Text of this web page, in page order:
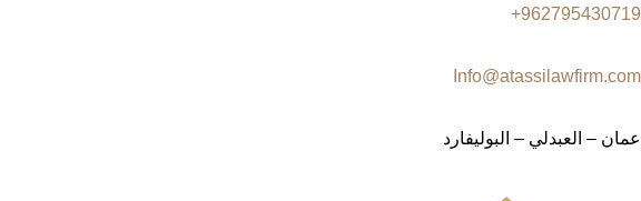
962795430719+
Info@atassilawfirm.com
عمان – العبدلي – البوليفارد